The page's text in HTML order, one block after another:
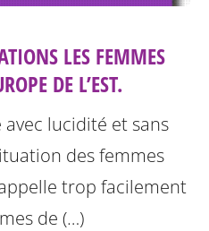
LES FEMMES
DE L’EST.
lucidité et sans
des femmes
trop facilement
de (…)